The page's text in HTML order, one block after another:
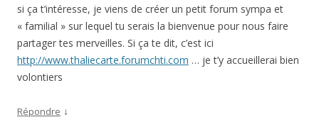
si ça t’intéresse, je viens de créer un petit forum sympa et
« familial » sur lequel tu serais la bienvenue pour nous faire
partager tes merveilles. Si ça te dit, c’est ici
http://www.thaliecarte.forumchti.com … je t’y accueillerai bien
volontiers
Répondre ↓